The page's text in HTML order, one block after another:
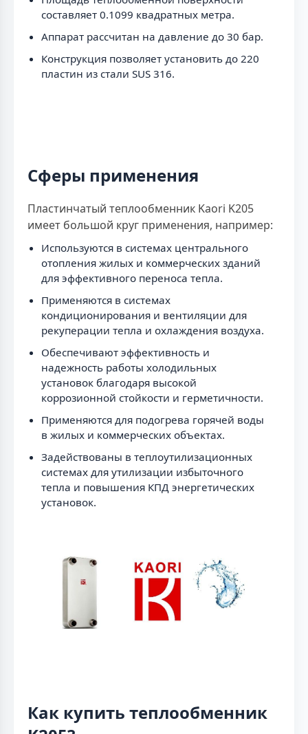
составляет 0.1099 квадратных метра.
Аппарат рассчитан на давление до 30 бар.
Конструкция позволяет установить до 220
пластин из стали SUS 316.
Сферы применения
Пластинчатый теплообменник Kaori K205
имеет большой круг применения, например:
Используются в системах центрального
отопления жилых и коммерческих зданий
для эффективного переноса тепла.
Применяются в системах
кондиционирования и вентиляции для
рекуперации тепла и охлаждения воздуха.
Обеспечивают эффективность и
надежность работы холодильных
установок благодаря высокой
коррозионной стойкости и герметичности.
Применяются для подогрева горячей воды
в жилых и коммерческих объектах.
Задействованы в теплоутилизационных
системах для утилизации избыточного
тепла и повышения КПД энергетических
установок.
Как купить теплообменник